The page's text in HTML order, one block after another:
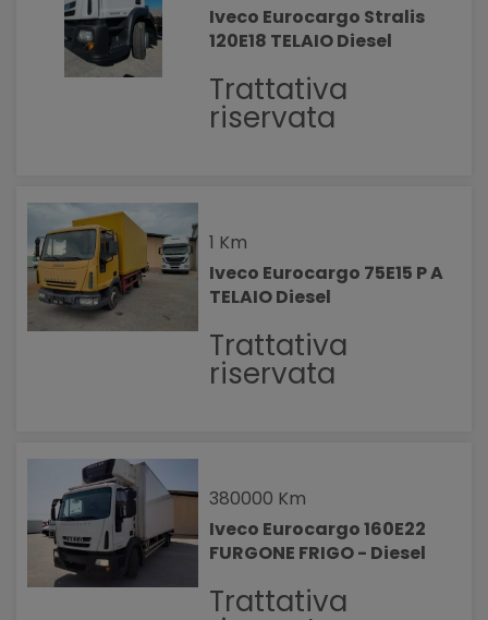
Iveco Eurocargo Stralis
120E18 TELAIO Diesel
Trattativa
riservata
1 Km
Iveco Eurocargo 75E15 P A
TELAIO Diesel
Trattativa
riservata
380000 Km
Iveco Eurocargo 160E22
FURGONE FRIGO - Diesel
Trattativa